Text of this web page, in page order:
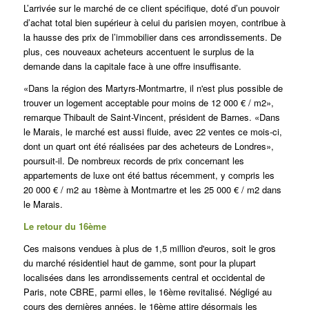
L’arrivée sur le marché de ce client spécifique, doté d’un pouvoir
d’achat total bien supérieur à celui du parisien moyen, contribue à
la hausse des prix de l’immobilier dans ces arrondissements. De
plus, ces nouveaux acheteurs accentuent le surplus de la
demande dans la capitale face à une offre insuffisante.
«Dans la région des Martyrs-Montmartre, il n'est plus possible de
trouver un logement acceptable pour moins de 12 000 € / m2»,
remarque Thibault de Saint-Vincent, président de Barnes. «Dans
le Marais, le marché est aussi fluide, avec 22 ventes ce mois-ci,
dont un quart ont été réalisées par des acheteurs de Londres»,
poursuit-il. De nombreux records de prix concernant les
appartements de luxe ont été battus récemment, y compris les
20 000 € / m2 au 18ème à Montmartre et les 25 000 € / m2 dans
le Marais.
Le retour du 16ème
Ces maisons vendues à plus de 1,5 million d'euros, soit le gros
du marché résidentiel haut de gamme, sont pour la plupart
localisées dans les arrondissements central et occidental de
Paris, note CBRE, parmi elles, le 16ème revitalisé. Négligé au
cours des dernières années, le 16ème attire désormais les